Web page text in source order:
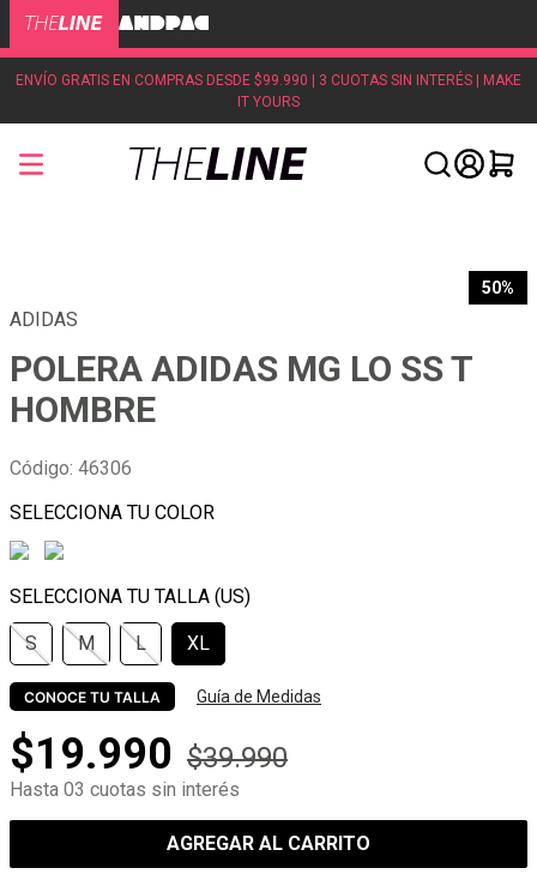
ENVÍO GRATIS EN COMPRAS DESDE $99.990 | 3 CUOTAS SIN INTERÉS | MAKE
IT YOURS
50%
ADIDAS
POLERA ADIDAS MG LO SS T
HOMBRE
Código: 46306
S M L XL
CONOCE TU TALLA Guía de Medidas
$19.990 $39.990
Hasta 03 cuotas sin interés
AGREGAR AL CARRITO